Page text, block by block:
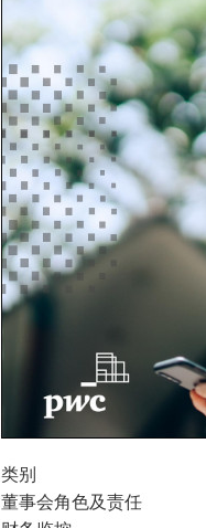
类别
董事会角色及责任